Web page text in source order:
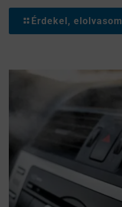
Érdekel, elolvasom